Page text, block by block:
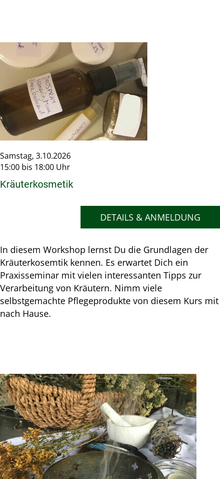
Samstag, 3.10.2026
15:00 bis 18:00 Uhr
Kräuterkosmetik
DETAILS & ANMELDUNG
In diesem Workshop lernst Du die Grundlagen der
Kräuterkosemtik kennen. Es erwartet Dich ein
Praxisseminar mit vielen interessanten Tipps zur
Verarbeitung von Kräutern. Nimm viele
selbstgemachte Pflegeprodukte von diesem Kurs mit
nach Hause.